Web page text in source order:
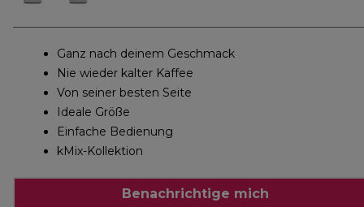
Ganz nach deinem Geschmack
Nie wieder kalter Kaffee
Von seiner besten Seite
Ideale Größe
Einfache Bedienung
kMix-Kollektion
Benachrichtige mich